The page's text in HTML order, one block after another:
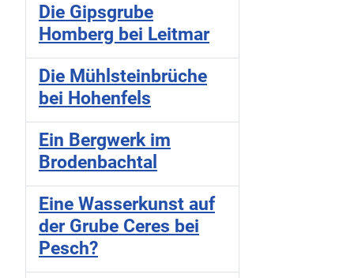
Die Gipsgrube
Homberg bei Leitmar
Die Mühlsteinbrüche
bei Hohenfels
Ein Bergwerk im
Brodenbachtal
Eine Wasserkunst auf
der Grube Ceres bei
Pesch?